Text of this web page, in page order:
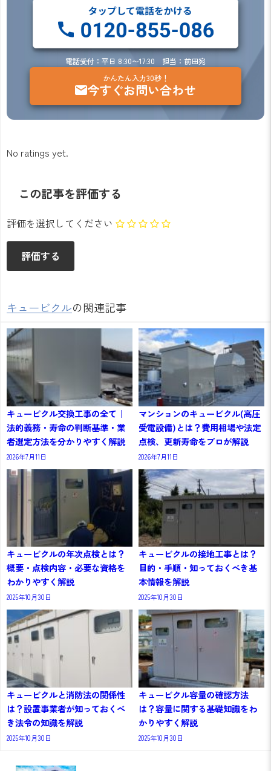
電話受付：平日 8:30〜17:30 担当：前田宛
かんたん入力30秒！
今すぐお問い合わせ
No ratings yet.
この記事を評価する
評価を選択してください
キュービクルの関連記事
キュービクル交換工事の全て｜
法的義務・寿命の判断基準・業
者選定方法を分かりやすく解説
2026年7月11日
マンションのキュービクル(高圧
受電設備)とは？費用相場や法定
点検、更新寿命をプロが解説
2026年7月11日
キュービクルの年次点検とは？
概要・点検内容・必要な資格を
わかりやすく解説
2025年10月30日
キュービクルの接地工事とは？
目的・手順・知っておくべき基
本情報を解説
2025年10月30日
キュービクルと消防法の関係性
は？設置事業者が知っておくべ
き法令の知識を解説
2025年10月30日
キュービクル容量の確認方法
は？容量に関する基礎知識をわ
かりやすく解説
2025年10月30日